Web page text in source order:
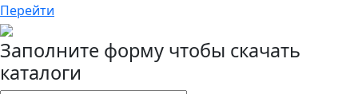
Перейти
Заполните форму чтобы скачать
каталоги